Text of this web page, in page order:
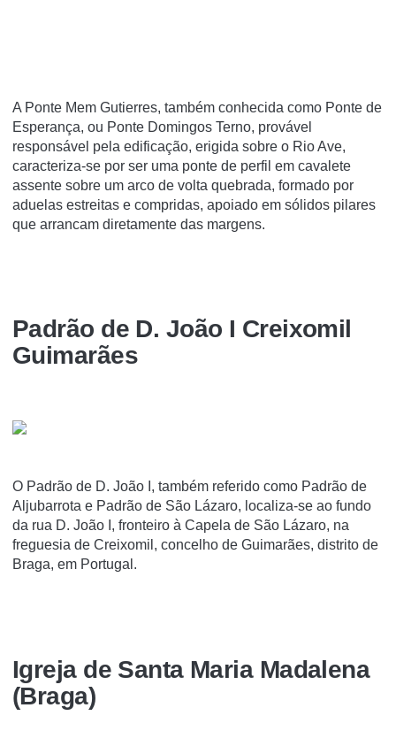
A Ponte Mem Gutierres, também conhecida como Ponte de
Esperança, ou Ponte Domingos Terno, provável
responsável pela edificação, erigida sobre o Rio Ave,
caracteriza-se por ser uma ponte de perfil em cavalete
assente sobre um arco de volta quebrada, formado por
aduelas estreitas e compridas, apoiado em sólidos pilares
que arrancam diretamente das margens.
Padrão de D. João I Creixomil
Guimarães
O Padrão de D. João I, também referido como Padrão de
Aljubarrota e Padrão de São Lázaro, localiza-se ao fundo
da rua D. João I, fronteiro à Capela de São Lázaro, na
freguesia de Creixomil, concelho de Guimarães, distrito de
Braga, em Portugal.
Igreja de Santa Maria Madalena
(Braga)